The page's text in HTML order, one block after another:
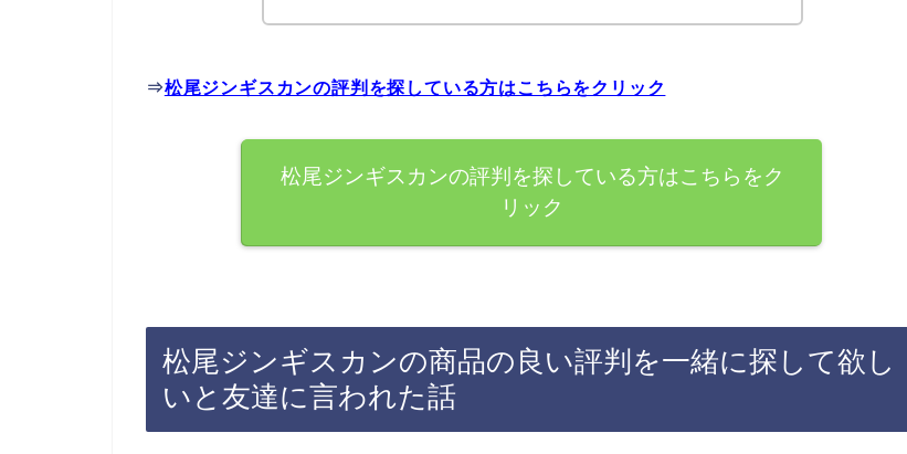
⇒松尾ジンギスカンの評判を探している方はこちらをクリック
松尾ジンギスカンの評判を探している方はこちらをク
リック
松尾ジンギスカンの商品の良い評判を一緒に探して欲し
いと友達に言われた話